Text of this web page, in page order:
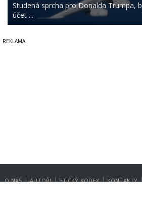
Studená sprcha pro Donalda Trumpa,
účet ...
O NÁS | AUTOŘI | ETICKÝ KODEX | KONTAKTY